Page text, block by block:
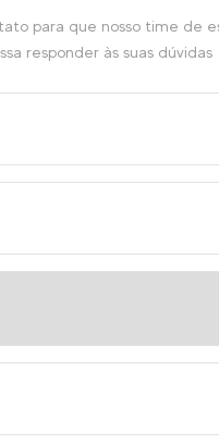
para que nosso time de
responder às suas dúvidas